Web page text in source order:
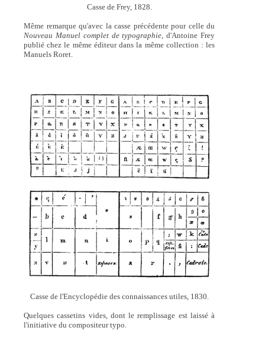
Casse de Frey, 1828.
Même remarque qu'avec la casse précédente pour celle du
Nouveau Manuel complet de typographie, d'Antoine Frey
publié chez le même éditeur dans la même collection : les
Manuels Roret.
Casse de l'Encyclopédie des connaissances utiles, 1830.
Quelques cassetins vides, dont le remplissage est laissé à
l'initiative du compositeur typo.